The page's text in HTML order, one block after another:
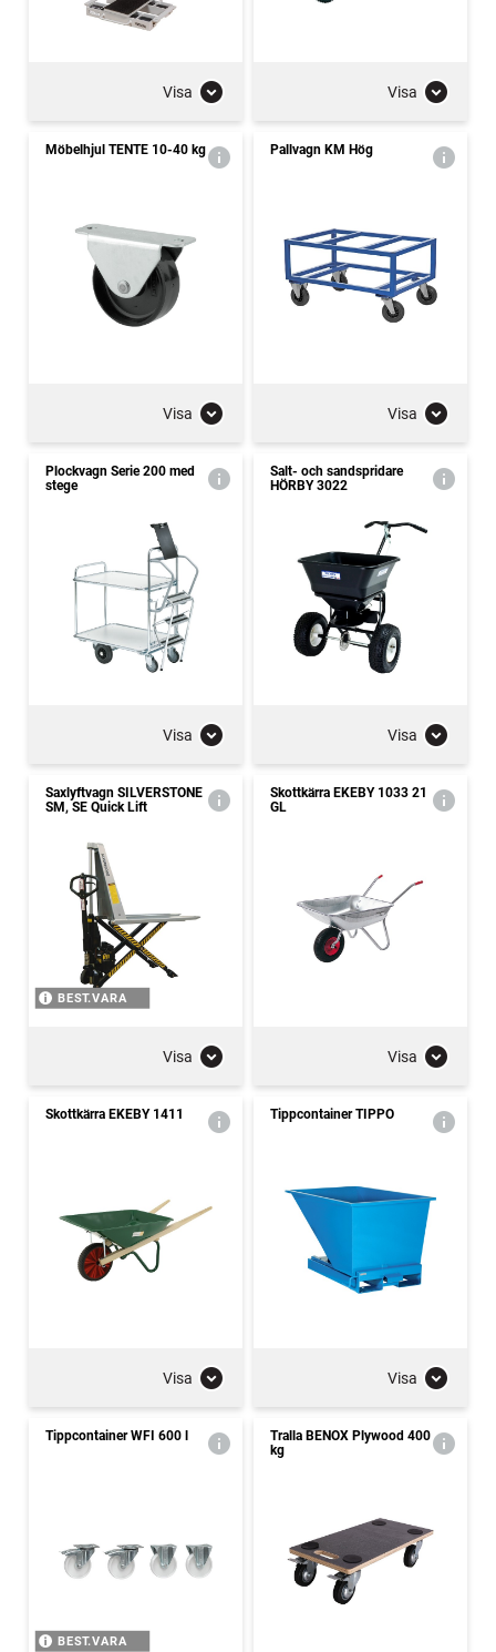
Visa Visa
Möbelhjul TENTE 10-40 kg
Visa
Pallvagn KM Hög
Visa
Plockvagn Serie 200 med
stege
Visa
Salt- och sandspridare
HÖRBY 3022
Visa
Saxlyftvagn SILVERSTONE
SM, SE Quick Lift
BEST.VARA
Visa
Skottkärra EKEBY 1033 21
GL
Visa
Skottkärra EKEBY 1411
Visa
Tippcontainer TIPPO
Visa
Tippcontainer WFI 600 l
BEST.VARA
Tralla BENOX Plywood 400
kg